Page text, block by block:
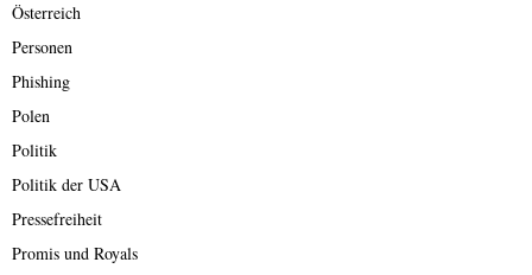
Österreich
Personen
Phishing
Polen
Politik
Politik der USA
Pressefreiheit
Promis und Royals